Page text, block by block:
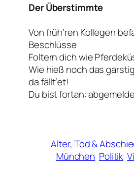
Der Überstimmte
Von früh’ren Kollegen
Beschlüsse
Foltern dich wie
Wie hieß noch das
da fällt’et!
Du bist fortan:
Alter, Tod &
München Politik